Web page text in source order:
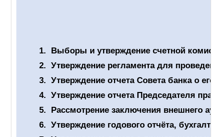
1. Выборы и утверждение счетной
2. Утверждение регламента для
3. Утверждение отчетаСовета банка о его
4. Утверждение отчета Председателя
5. Рассмотрение заключения внешнего
6. Утверждение годового отчёта,